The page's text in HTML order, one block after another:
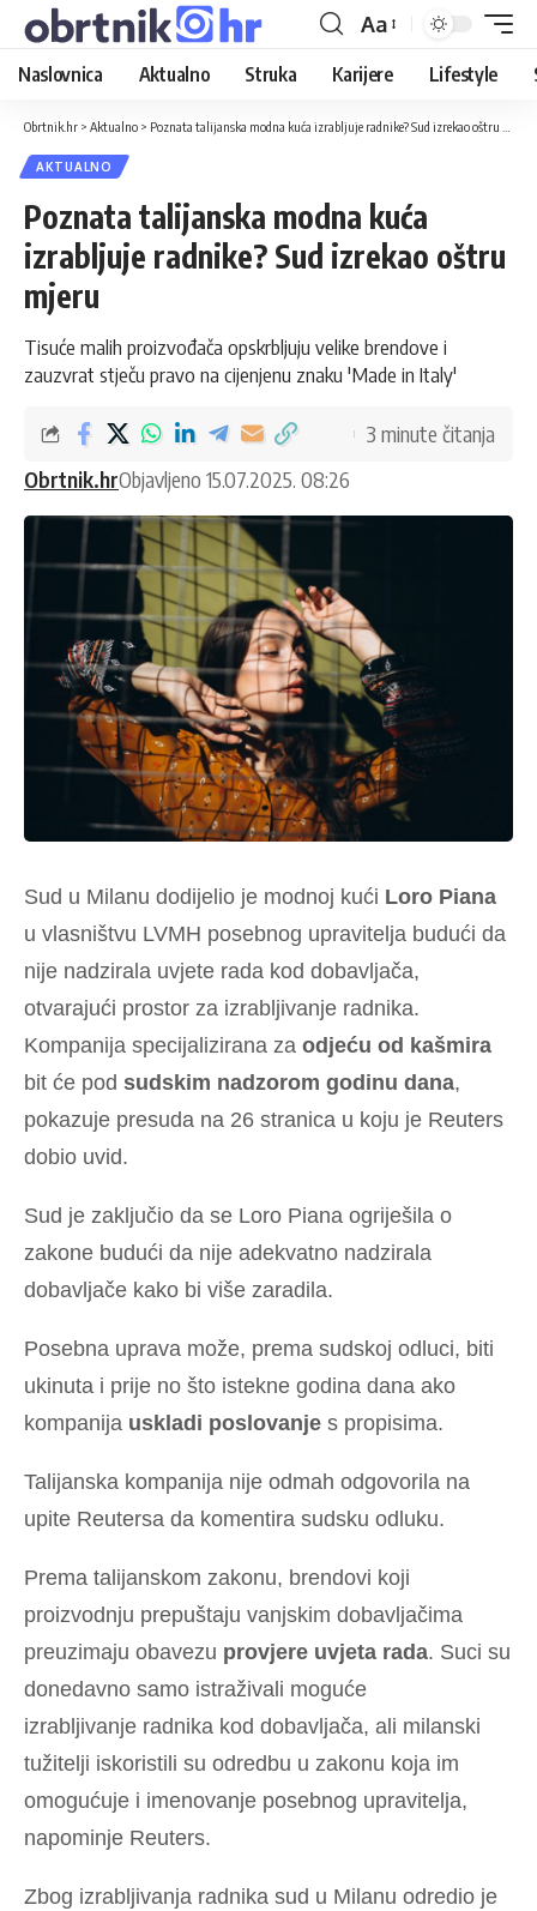
Aa
Naslovnica Aktualno Struka Karijere Lifestyle
Obrtnik.hr > Aktualno > Poznata talijanska modna kuća izrabljuje radnike? Sud izrekao oštru mjeru
AKTUALNO
Poznata talijanska modna kuća
izrabljuje radnike? Sud izrekao oštru
mjeru
Tisuće malih proizvođača opskrbljuju velike brendove i
zauzvrat stječu pravo na cijenjenu znaku 'Made in Italy'
Obrtnik.hrObjavljeno 15.07.2025. 08:26
3 minute čitanja
Sud u Milanu dodijelio je modnoj kući Loro Piana
u vlasništvu LVMH posebnog upravitelja budući da
nije nadzirala uvjete rada kod dobavljača,
otvarajući prostor za izrabljivanje radnika.
Kompanija specijalizirana za odjeću od kašmira
bit će pod sudskim nadzorom godinu dana,
pokazuje presuda na 26 stranica u koju je Reuters
dobio uvid.
Sud je zaključio da se Loro Piana ogriješila o
zakone budući da nije adekvatno nadzirala
dobavljače kako bi više zaradila.
Posebna uprava može, prema sudskoj odluci, biti
ukinuta i prije no što istekne godina dana ako
kompanija uskladi poslovanje s propisima.
Talijanska kompanija nije odmah odgovorila na
upite Reutersa da komentira sudsku odluku.
Prema talijanskom zakonu, brendovi koji
proizvodnju prepuštaju vanjskim dobavljačima
preuzimaju obavezu provjere uvjeta rada. Suci su
donedavno samo istraživali moguće
izrabljivanje radnika kod dobavljača, ali milanski
tužitelji iskoristili su odredbu u zakonu koja im
omogućuje i imenovanje posebnog upravitelja,
napominje Reuters.
Zbog izrabljivanja radnika sud u Milanu odredio je